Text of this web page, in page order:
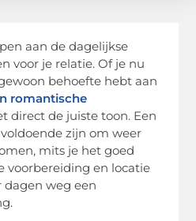
aan de dagelijkse
voor je relatie. Of je nu
behoefte hebt aan
romantische
direct de juiste toon. Een
zijn om weer
mits je het goed
voorbereiding en locatie
dagen weg een